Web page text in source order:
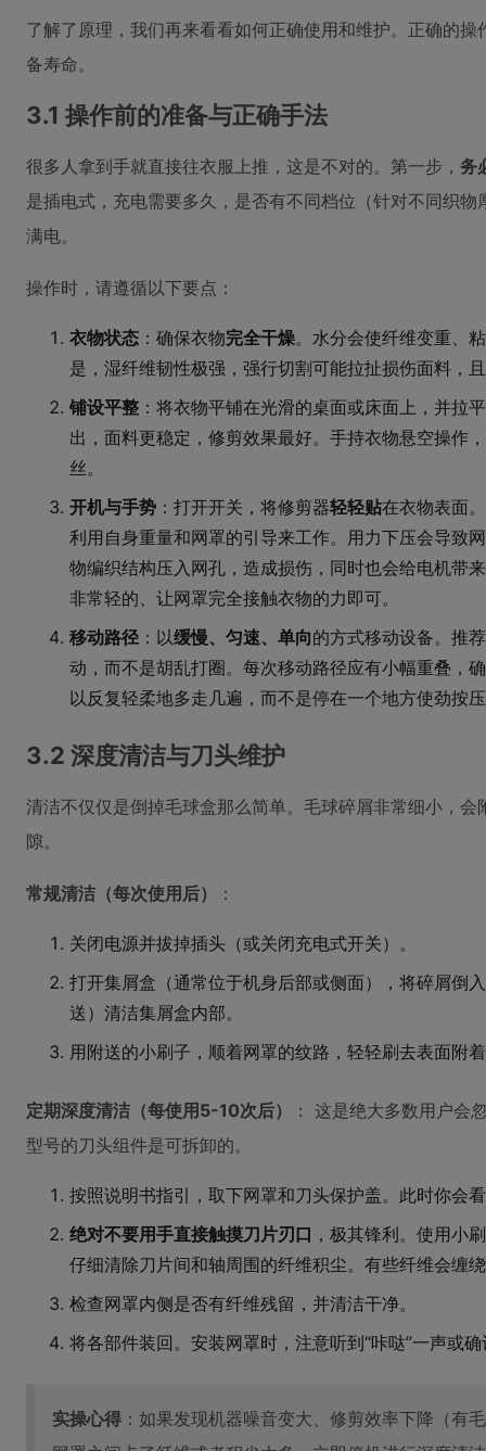
了解了原理，我们再来看看如何正确使用和维护。正确的
备寿命。
3.1 操作前的准备与正确手法
很多人拿到手就直接往衣服上推，这是不对的。第一步， 务
是插电式，充电需要多久，是否有不同档位（针对不同织
满电。
操作时，请遵循以下要点：
衣物状态 ：确保衣物完全干燥。水分会使纤维变重、
是，湿纤维韧性极强，强行切割可能拉扯损伤面料，
铺设平整 ：将衣物平铺在光滑的桌面或床面上，并拉
出，面料更稳定，修剪效果最好。手持衣物悬空操作
丝。
开机与手势 ：打开开关，将修剪器轻轻贴在衣物表面
利用自身重量和网罩的引导来工作。用力下压会导致
物编织结构压入网孔，造成损伤，同时也会给电机带
非常轻的、让网罩完全接触衣物的力即可。
移动路径 ：以缓慢、匀速、单向的方式移动设备。推
动，而不是胡乱打圈。每次移动路径应有小幅重叠，
以反复轻柔地多走几遍，而不是停在一个地方使劲按
3.2 深度清洁与刀头维护
清洁不仅仅是倒掉毛球盒那么简单。毛球碎屑非常细小，
隙。
常规清洁（每次使用后） ：
关闭电源并拔掉插头（或关闭充电式开关）。
打开集屑盒（通常位于机身后部或侧面），将碎屑倒
送）清洁集屑盒内部。
用附送的小刷子，顺着网罩的纹路，轻轻刷去表面附
定期深度清洁（每使用5-10次后）
： 这是绝大多数用户会
型号的刀头组件是可拆卸的。
按照说明书指引，取下网罩和刀头保护盖。此时你会
绝对不要用手直接触摸刀片刃口 ，极其锋利。使用小
仔细清除刀片间和轴周围的纤维积尘。有些纤维会缠
检查网罩内侧是否有纤维残留，并清洁干净。
将各部件装回。安装网罩时，注意听到“咔哒”一声或
实操心得 ：如果发现机器噪音变大、修剪效率下降（有